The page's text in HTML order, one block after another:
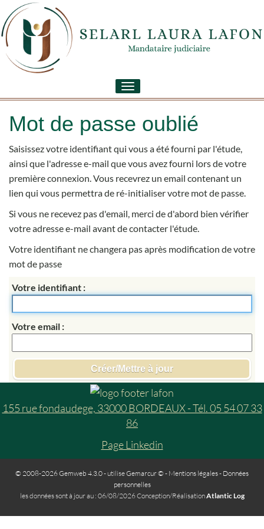
Toggle
navigation
Mot de passe oublié
Saisissez votre identifiant qui vous a été fourni par l'étude,
ainsi que l'adresse e-mail que vous avez fourni lors de votre
première connexion. Vous recevrez un email contenant un
lien qui vous permettra de ré-initialiser votre mot de passe.
Si vous ne recevez pas d'email, merci de d'abord bien vérifier
votre adresse e-mail avant de contacter l'étude.
Votre identifiant ne changera pas après modification de votre
mot de passe
Votre identifiant
Votre email
155 rue fondaudege, 33000 BORDEAUX - Tél. 05 54 07 33
86
Page Linkedin
© 2008-2026 Gemweb 4.3.0- utiliseGemarcur © - Mentions légales- Données
personnelles
les données sont à jour au : 06/08/2026 Conception/RéalisationAtlantic Log